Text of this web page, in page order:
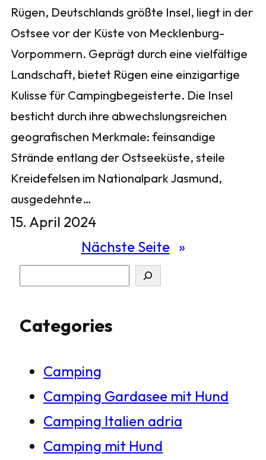
Rügen, Deutschlands größte Insel, liegt in der
Ostsee vor der Küste von Mecklenburg-
Vorpommern. Geprägt durch eine vielfältige
Landschaft, bietet Rügen eine einzigartige
Kulisse für Campingbegeisterte. Die Insel
besticht durch ihre abwechslungsreichen
geografischen Merkmale: feinsandige
Strände entlang der Ostseeküste, steile
Kreidefelsen im Nationalpark Jasmund,
ausgedehnte…
15. April 2024
Nächste Seite »
c
Categories
Camping
Camping Gardasee mit Hund
Camping Italien adria
Camping mit Hund